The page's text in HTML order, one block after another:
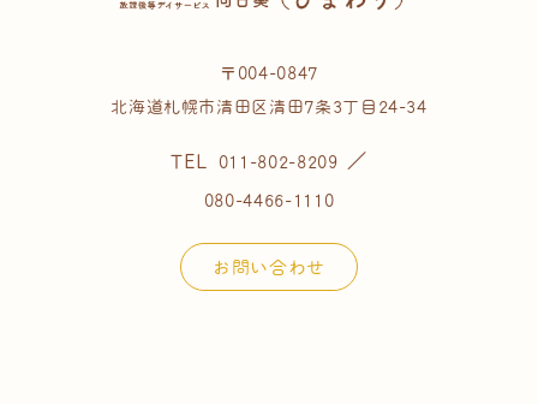
〒004-0847
北海道札幌市清田区清田7条3丁目24-34
TEL 011-802-8209 ／
080-4466-1110
お問い合わせ